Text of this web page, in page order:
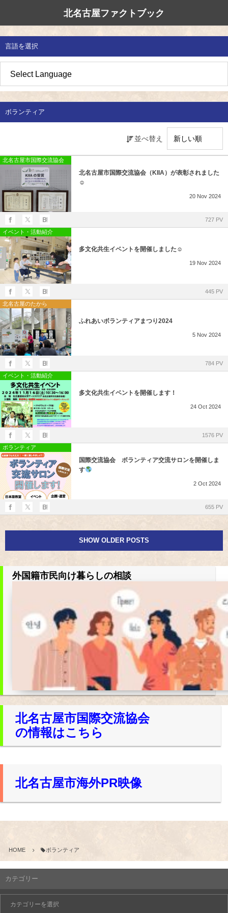
北名古屋ファクトブック
言語を選択
ボランティア
並べ替え
北名古屋市国際交流協会
北名古屋市国際交流協会（KIIA）が表彰されました
☺
20 Nov 2024
727 PV
イベント・活動紹介
多文化共生イベントを開催しました☺
19 Nov 2024
445 PV
北名古屋のたから
ふれあいボランティアまつり2024
5 Nov 2024
784 PV
イベント・活動紹介
多文化共生イベントを開催します！
24 Oct 2024
1576 PV
ボランティア
国際交流協会 ボランティア交流サロンを開催しま
す
2 Oct 2024
655 PV
SHOW OLDER POSTS
外国籍市民向け暮らしの相談
北名古屋市国際交流協会
の情報はこちら
北名古屋市海外PR映像
HOME ボランティア
カテゴリー
地域みがき
オススメの場所
イベント・活動紹介 草の根交流
多文化共生社
外国語講座
草の根交流
私たちの国際
ボランティア
北名古屋市国際交流協会について
所在地・お問合せ先
愛知県防災・
北名古屋市国際交流協会 会報
市民アンケート結果